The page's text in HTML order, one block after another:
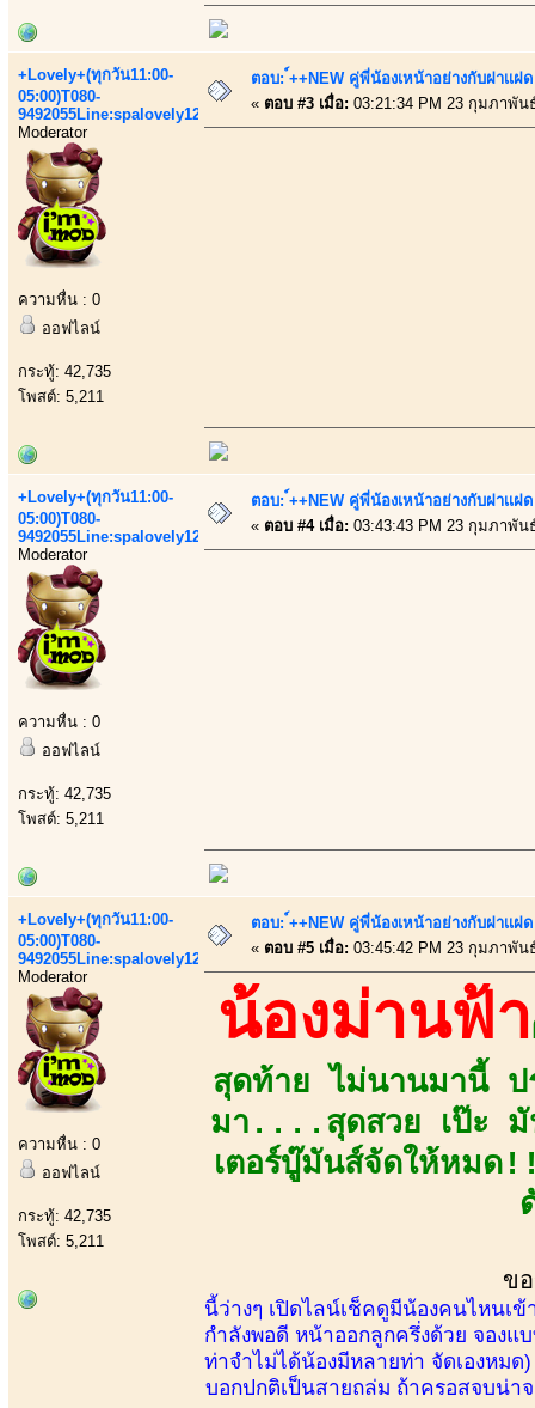
+Lovely+(ทุกวัน11:00-
05:00)T080-
9492055Line:spalovely123
Moderator
ความหื่น : 0
ออฟไลน์
กระทู้: 42,735
โพสต์: 5,211
ตอบ: ์++NEW คู่พี่น้องเหน้าอย่างกับฝาเเ
« ตอบ #3 เมื่อ: 03:21:34 PM 23 กุมภาพัน
+Lovely+(ทุกวัน11:00-
05:00)T080-
9492055Line:spalovely123
Moderator
ความหื่น : 0
ออฟไลน์
กระทู้: 42,735
โพสต์: 5,211
ตอบ: ์++NEW คู่พี่น้องเหน้าอย่างกับฝาเเ
« ตอบ #4 เมื่อ: 03:43:43 PM 23 กุมภาพัน
+Lovely+(ทุกวัน11:00-
05:00)T080-
9492055Line:spalovely123
Moderator
ความหื่น : 0
ออฟไลน์
กระทู้: 42,735
โพสต์: 5,211
ตอบ: ์++NEW คู่พี่น้องเหน้าอย่างกับฝาเเ
« ตอบ #5 เมื่อ: 03:45:42 PM 23 กุมภาพัน
น้องม่านฟ้า
สุดท้าย ไม่นานมานี้
มา....สุดสวย เป๊ะ มั
เตอร์บู๊มันส์จัดให้หม
ข
นี้ว่างๆ เปิดไลน์เช็คดูมีน้องคนไหนเ
กำลังพอดี หน้าออกลูกครึ่งด้วย จอง
ท่าจำไม่ได้น้องมีหลายท่า จัดเองหม
บอกปกติเป็นสายถล่ม ถ้าครอสจบน่า